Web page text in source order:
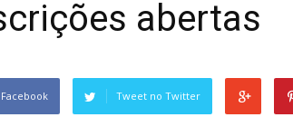
abertas
Tweet no Twitter